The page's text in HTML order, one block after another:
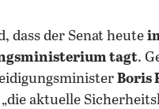
dass der Senat heute
tagt.
Boris
aktuelle